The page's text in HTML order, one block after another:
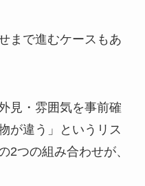
まで進むケースもあ
見・雰囲気を事前確
が違う」というリス
2つの組み合わせが、